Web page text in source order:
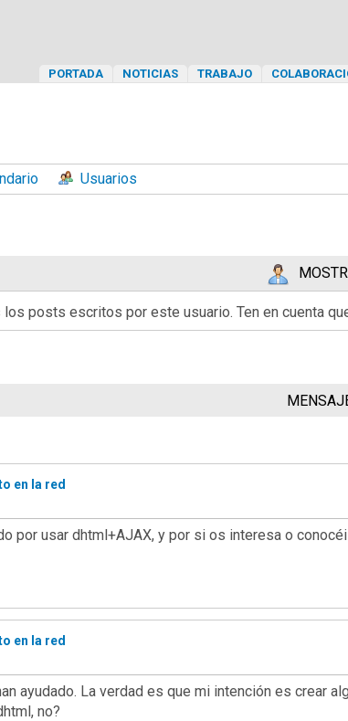
PORTADA NOTICIAS TRABAJO
Usuarios
posts escritos por este usuario. Ten en cuenta
en la red
por usar dhtml+AJAX, y por si os interesa o
en la red
ayudado. La verdad es que mi intención es crear
no?